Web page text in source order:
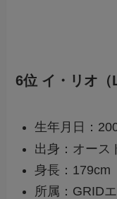
6位 イ・リオ（
生年月日：
出身：オース
身長：179cm
所属：GRID